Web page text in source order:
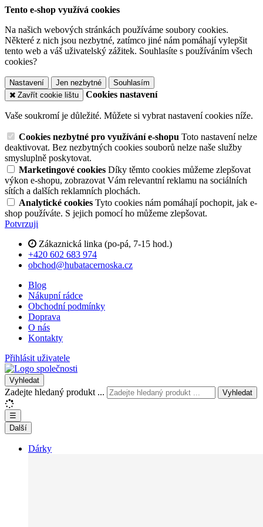
Tento e-shop využívá cookies
Na našich webových stránkách používáme soubory cookies.
Některé z nich jsou nezbytné, zatímco jiné nám pomáhají vylepšit
tento web a váš uživatelský zážitek. Souhlasíte s používáním všech
cookies?
Nastavení Jen nezbytné
Souhlasím
Zavřít cookie lištu
Cookies nastavení
Vaše soukromí je důležité. Můžete si vybrat nastavení cookies níže.
Cookies nezbytné pro využívání e-shopu Toto nastavení nelze
deaktivovat. Bez nezbytných cookies souborů nelze naše služby
smysluplně poskytovat.
Marketingové cookies Díky těmto cookies můžeme zlepšovat
výkon e-shopu, zobrazovat Vám relevantní reklamu na sociálních
sítích a dalších reklamních plochách.
Analytické cookies Tyto cookies nám pomáhají pochopit, jak e-
shop používáte. S jejich pomocí ho můžeme zlepšovat.
Potvrzuji
Zákaznická linka (po-pá, 7-15 hod.)
+420 602 683 974
obchod@hubatacernoska.cz
Blog
Nákupní rádce
Obchodní podmínky
Doprava
O nás
Kontakty
Přihlásit uživatele
Vyhledat
Zadejte hledaný produkt ... Vyhledat
☰
Další
Dárky